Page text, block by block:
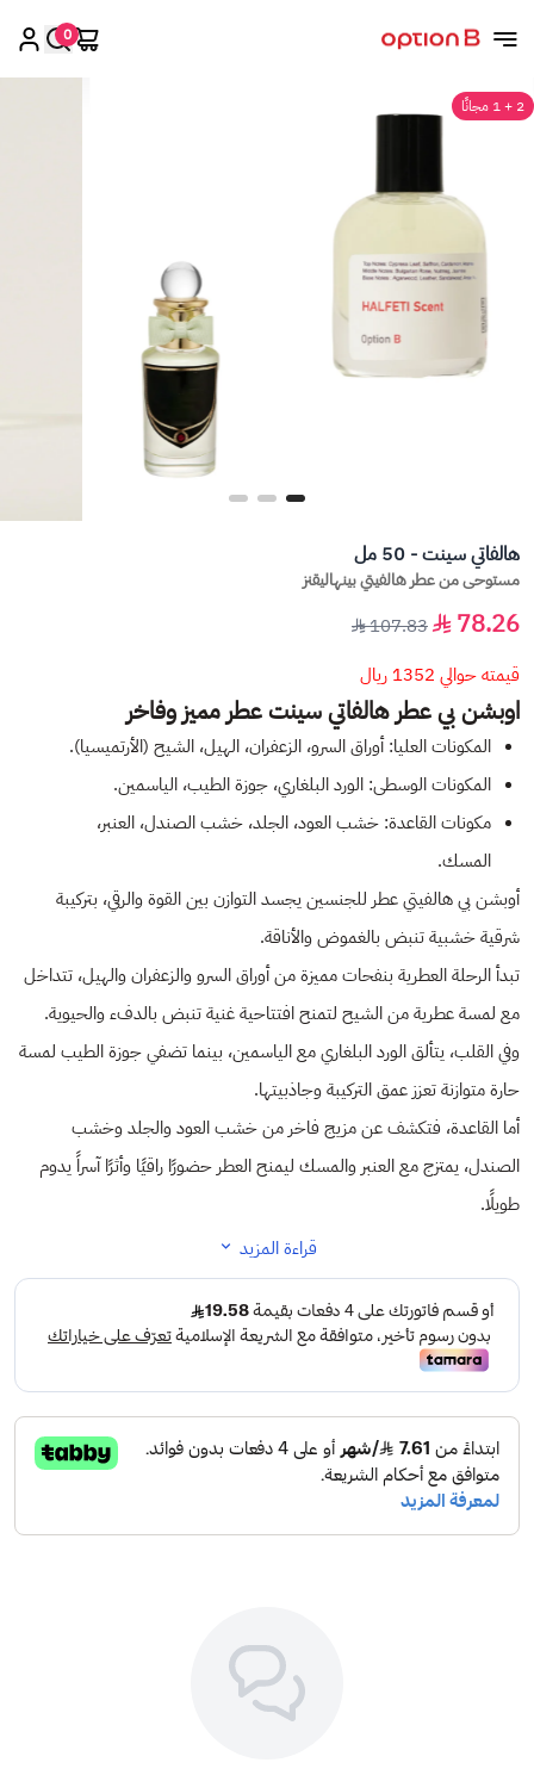
اوبشن بي
0
2 + 1 مجانًا
هالفاتي سينت - 50 مل
مستوحى من عطر هالفيتي بينهاليقنز
78.26
107.83
قيمته حوالي 1352 ريال
اوبشن بي عطر هالفاتي سينت عطر مميز وفاخر
المكونات العليا: أوراق السرو، الزعفران، الهيل، الشيح (الأرتميسيا).
المكونات الوسطى: الورد البلغاري، جوزة الطيب، الياسمين.
مكونات القاعدة: خشب العود، الجلد، خشب الصندل، العنبر،
المسك.
أوبشن بي هالفيتي عطر للجنسين يجسد التوازن بين القوة والرقي، بتركيبة
شرقية خشبية تنبض بالغموض والأناقة.
تبدأ الرحلة العطرية بنفحات مميزة من أوراق السرو والزعفران والهيل، تتداخل
مع لمسة عطرية من الشيح لتمنح افتتاحية غنية تنبض بالدفء والحيوية.
وفي القلب، يتألق الورد البلغاري مع الياسمين، بينما تضفي جوزة الطيب لمسة
حارة متوازنة تعزز عمق التركيبة وجاذبيتها.
أما القاعدة، فتكشف عن مزيج فاخر من خشب العود والجلد وخشب
الصندل، يمتزج مع العنبر والمسك ليمنح العطر حضورًا راقيًا وأثرًا آسراً يدوم
طويلًا.
قراءة المزيد